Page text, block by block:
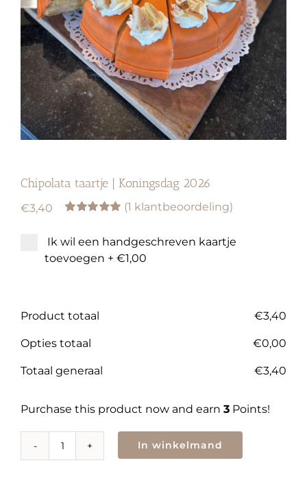
Chipolata taartje | Koningsdag 2026
€3,40
gebaseerd op
klantbeoordeling
(1 klantbeoordeling)
Ik wil een handgeschreven kaartje
toevoegen + €1,00
Product totaal €3,40
Opties totaal €0,00
Totaal generaal €3,40
Purchase this product now and earn 3 Points!
Chipolata
In winkelmand